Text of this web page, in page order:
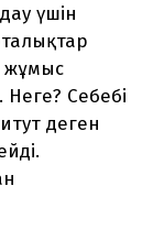
үшін
жұмыс
Неге? Себебі
деген